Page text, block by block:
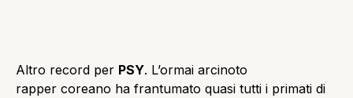
Altro record per PSY. L’ormai arcinoto
rapper coreano ha frantumato quasi tutti i primati di